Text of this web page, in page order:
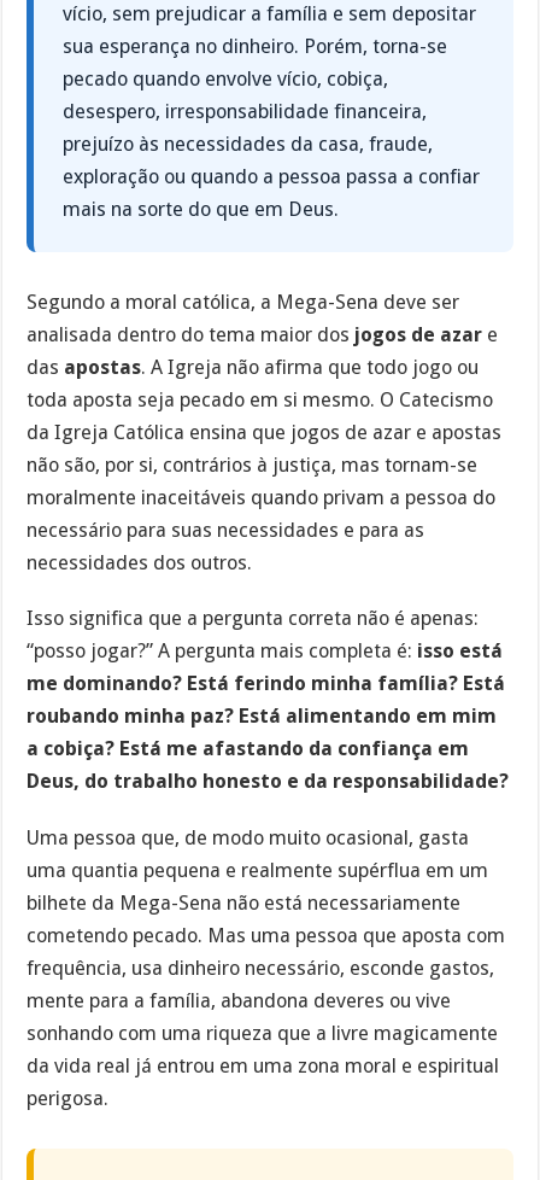
vício, sem prejudicar a família e sem depositar
sua esperança no dinheiro. Porém, torna-se
pecado quando envolve vício, cobiça,
desespero, irresponsabilidade financeira,
prejuízo às necessidades da casa, fraude,
exploração ou quando a pessoa passa a confiar
mais na sorte do que em Deus.
Segundo a moral católica, a Mega-Sena deve ser
analisada dentro do tema maior dos jogos de azar e
das apostas. A Igreja não afirma que todo jogo ou
toda aposta seja pecado em si mesmo. O Catecismo
da Igreja Católica ensina que jogos de azar e apostas
não são, por si, contrários à justiça, mas tornam-se
moralmente inaceitáveis quando privam a pessoa do
necessário para suas necessidades e para as
necessidades dos outros.
Isso significa que a pergunta correta não é apenas:
“posso jogar?” A pergunta mais completa é: isso está
me dominando? Está ferindo minha família? Está
roubando minha paz? Está alimentando em mim
a cobiça? Está me afastando da confiança em
Deus, do trabalho honesto e da responsabilidade?
Uma pessoa que, de modo muito ocasional, gasta
uma quantia pequena e realmente supérflua em um
bilhete da Mega-Sena não está necessariamente
cometendo pecado. Mas uma pessoa que aposta com
frequência, usa dinheiro necessário, esconde gastos,
mente para a família, abandona deveres ou vive
sonhando com uma riqueza que a livre magicamente
da vida real já entrou em uma zona moral e espiritual
perigosa.